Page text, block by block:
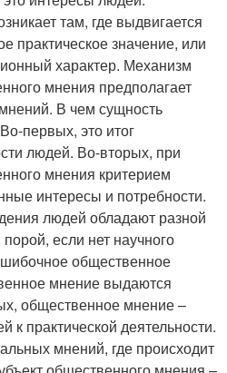
там, где выдвигается
значение, или
характер. Механизм
мнения предполагает
В чем сущность
первых, это итог
людей. Во-вторых, при
мнения критерием
интересы и потребности.
людей обладают разной
если нет научного
общественное
мнение выдаются
общественное мнение –
к практической деятельности.
мнений, где происходит